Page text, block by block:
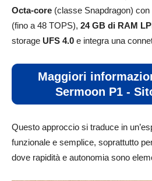
Octa-core (classe Snapdragon) con
(fino a 48 TOPS), 24 GB di RAM
storage UFS 4.0 e integra una
Maggiori
Sermoon P1 -
Questo approccio si traduce in
funzionale e semplice, soprattutto
dove rapidità e autonomia sono